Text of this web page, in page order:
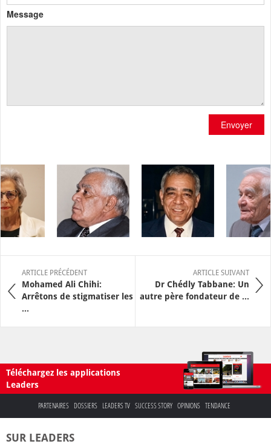
Message
Envoyer
ARTICLE PRÉCÉDENT
Mohamed Ali Chihi:
Arrêtons de stigmatiser les
...
ARTICLE SUIVANT
Dr Chédly Tabbane: Un
autre père fondateur de ...
Téléchargez les applications
Leaders
PARTENAIRES DOSSIERS LEADERS TV SUCCESS STORY OPINIONS TENDANCE
SUR LEADERS